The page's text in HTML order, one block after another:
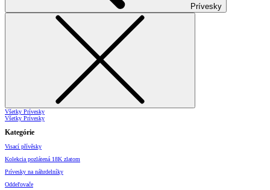
Prívesky
Všetky Prívesky
Všetky Prívesky
Kategórie
Visací přívěsky
Kolekcia pozlátená 18K zlatom
Prívesky na náhrdelníky
Oddeľovače